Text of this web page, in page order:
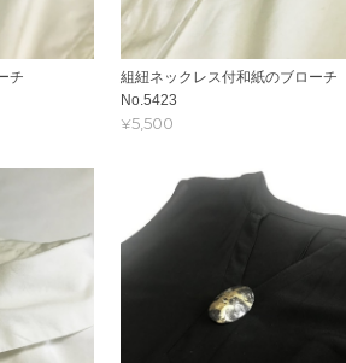
チ
組紐ネックレス付和紙のブローチ
No.5423
¥5,500